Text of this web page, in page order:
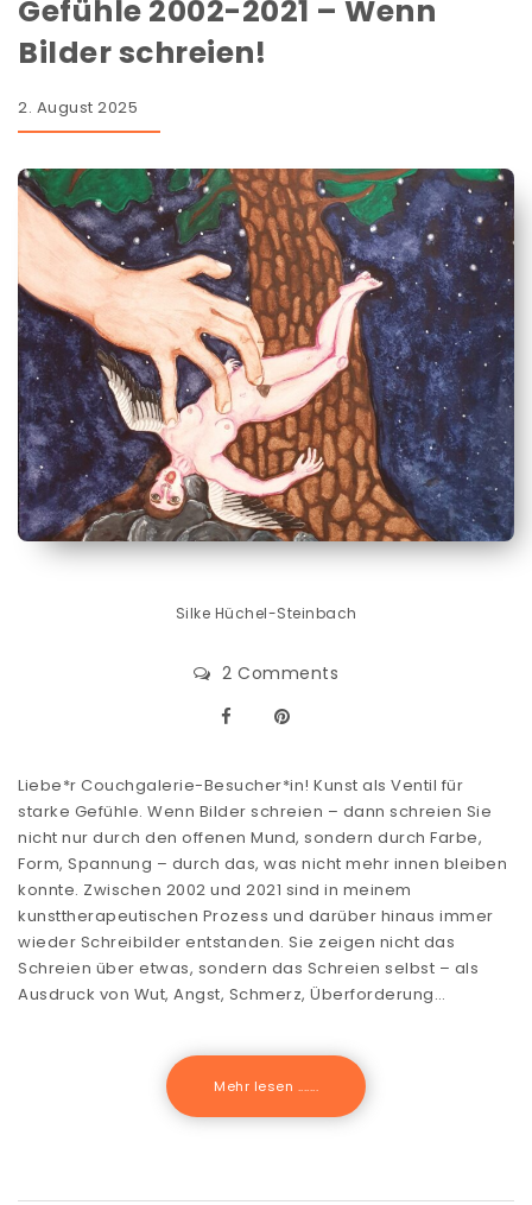
Gefühle 2002-2021 – Wenn
Bilder schreien!
2. August 2025
Silke Hüchel-Steinbach
2 Comments
Liebe*r Couchgalerie-Besucher*in! Kunst als Ventil für
starke Gefühle. Wenn Bilder schreien – dann schreien Sie
nicht nur durch den offenen Mund, sondern durch Farbe,
Form, Spannung – durch das, was nicht mehr innen bleiben
konnte. Zwischen 2002 und 2021 sind in meinem
kunsttherapeutischen Prozess und darüber hinaus immer
wieder Schreibilder entstanden. Sie zeigen nicht das
Schreien über etwas, sondern das Schreien selbst – als
Ausdruck von Wut, Angst, Schmerz, Überforderung…
Mehr lesen .......